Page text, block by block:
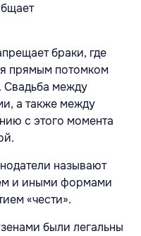
браки, где
прямым потомком
Свадьба между
а также между
с этого момента
называют
и иными формами
«чести».
были легальны